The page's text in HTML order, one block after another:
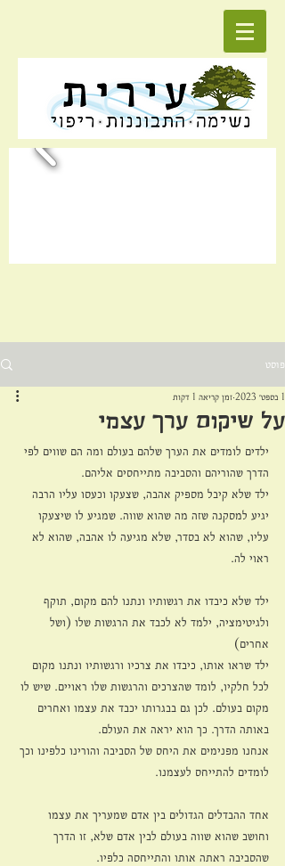
פוסט
על שיקום ערך עצמי
1 בספט׳ 2023 זמן קריאה 1 דקות
ילדים לומדים את הערך שלהם בעולם ומה הם שווים לפי
הדרך שהוריהם והסביבה מתייחסים אליהם.
ילד שלא קיבל מספיק אהבה, שצעקו וכעסו עליו הרבה
יגיע למסקנה שזה מה שהוא שווה. שמגיע לו שיצעקו
עליו, שהוא לא בסדר, שלא מגיעה לו אהבה, שהוא לא
ראוי לה.
ילד שלא כיבדו את רגשותיו ונתנו להם מקום, תוקף
ולגיטימציה, ילמד לא לכבד את הרגשות שלו (ושל
אחרים)
ילד שראו אותו, כיבדו את צרכיו ורגשותיו ונתנו מקום
לכל חלקיו, לומד שהצרכים והרגשות שלו ראויים. שיש לו
מקום בעולם. לכן גם בבגרותו יכבד את עצמו ואחרים
באותה הדרך. כך הוא יראה את העולם.
אנחנו מפנימים את היחס של הסביבה והורינו כלפינו וכך
לומדים להתייחס לעצמנו.
אחד ההבדלים הגדולים בין אדם שמעריך את עצמו
וחושב שהוא שווה בעולם לבין אדם שלא, זו הדרך
שהסביבה ראתה אותו והתייחסה כלפיו.